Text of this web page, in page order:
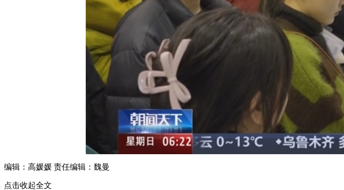
节目单 栏目 片库 热播榜 总台企业白名单
编辑：高媛媛 责任编辑：魏曼
点击收起全文